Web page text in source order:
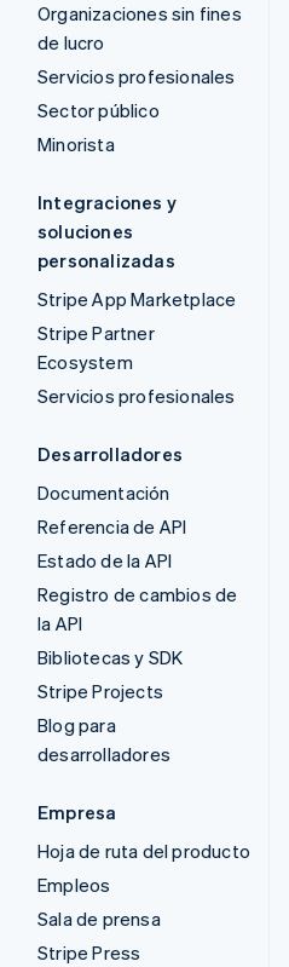
Organizaciones sin fines
de lucro
Servicios profesionales
Sector público
Minorista
Integraciones y
soluciones
personalizadas
Stripe App Marketplace
Stripe Partner
Ecosystem
Servicios profesionales
Desarrolladores
Documentación
Referencia de API
Estado de la API
Registro de cambios de
la API
Bibliotecas y SDK
Stripe Projects
Blog para
desarrolladores
Empresa
Hoja de ruta del producto
Empleos
Sala de prensa
Stripe Press